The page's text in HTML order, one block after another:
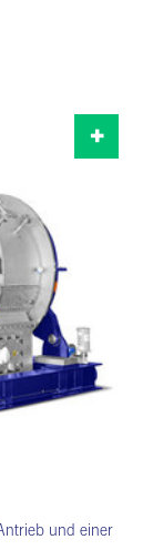
und einer